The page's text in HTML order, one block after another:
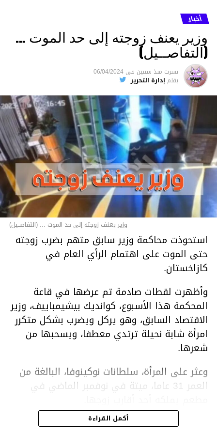
أخبار
وزير يعنف زوجته إلى حد الموت …
(التفاصــيل)
نشرت منذ سنتين فى 06/04/2024
بقلم إدارة التحرير
وزير يعنف زوجته إلى حد الموت ... (التفاصــيل)
استحوذت محاكمة وزير سابق متهم بضرب زوجته
حتى الموت على اهتمام الرأي العام في
كازاخستان.
وأظهرت لقطات صادمة تم عرضها في قاعة
المحكمة هذا الأسبوع، كوانديك بيشيمباييف، وزير
الاقتصاد السابق، وهو يركل ويضرب بشكل متكرر
امرأة شابة نحيلة ترتدي معطفا، ويسحبها من
شعرها.
وعثر على المرأة، سلطانات نوكينوفا، البالغة من
العمر 31 عاما، ميتة في نوفمبر الماضي في
ووفقا لتقرير الطبيب الشرعي، توفيت نوكينوفا
أكمل القراءة